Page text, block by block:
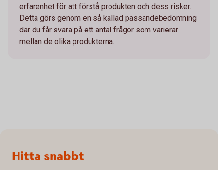
erfarenhet för att förstå produkten och dess risker.
Detta görs genom en så kallad passandebedömning
där du får svara på ett antal frågor som varierar
mellan de olika produkterna.
Sidfot
Hitta snabbt